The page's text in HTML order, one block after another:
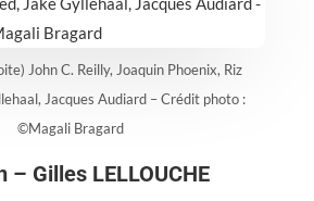
John C. Reilly, Joaquin Phoenix, Riz
Jacques Audiard – Crédit photo :
©Magali Bragard
– Gilles LELLOUCHE